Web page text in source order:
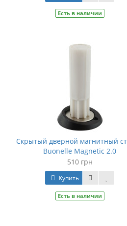
Есть в наличии
Скрытый дверной магнитный
Buonelle Magnetic 2.0
510 грн
Купить
Есть в наличии